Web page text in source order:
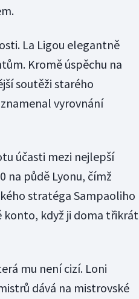
La Ligou elegantně
Kromě úspěchu na
soutěži starého
vyrovnání
účasti mezi nejlepší
na půdě Lyonu, čímž
stratéga Sampaoliho
konto, když ji doma třikrát
mu není cizí. Loni
dává na mistrovské